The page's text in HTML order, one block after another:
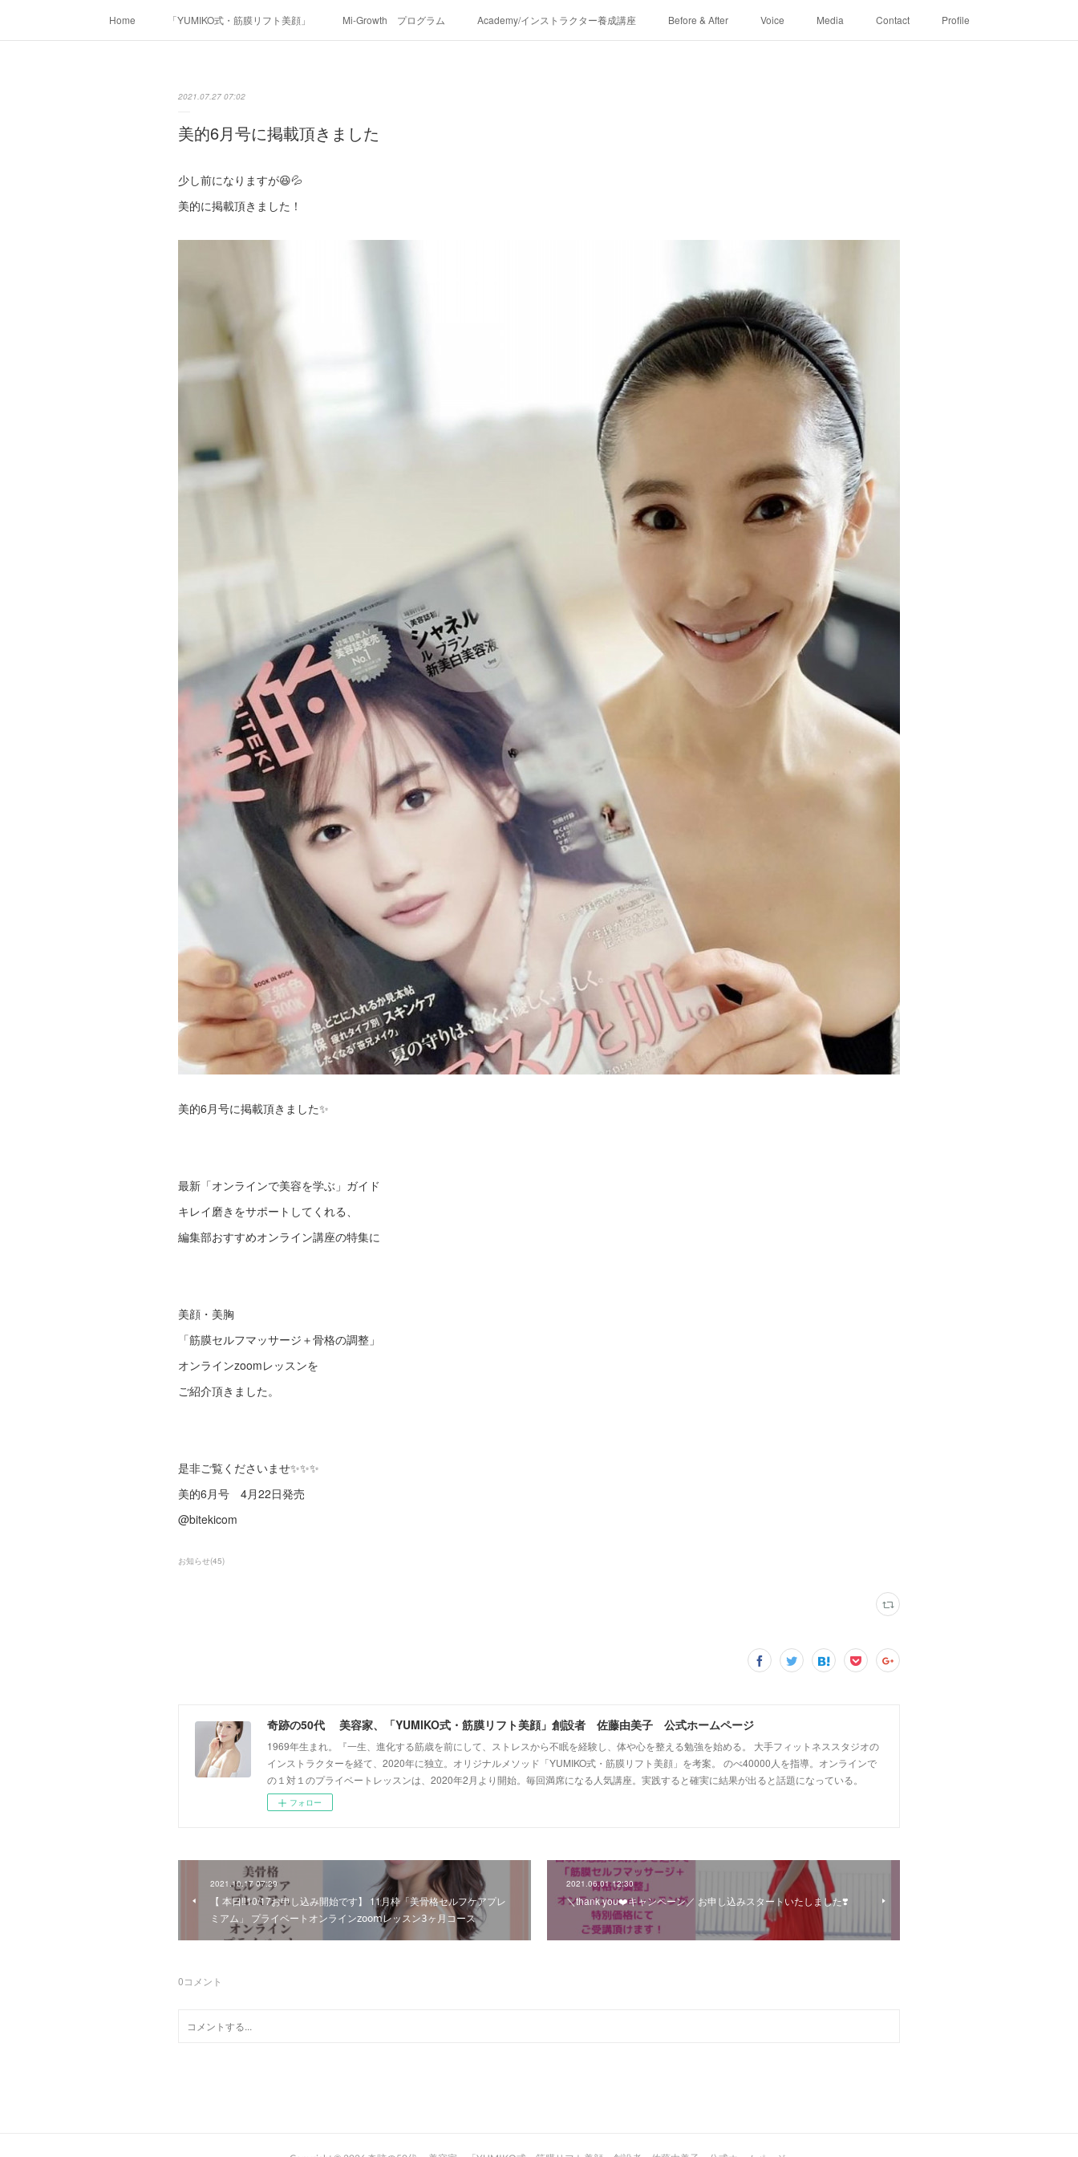
Home 「YUMIKO式・筋膜リフト美顔」 Mi-Growth プログラム Academy/インストラクター養成講座 Before & After Voice Media Contact Profile
2021.07.27 07:02
美的6月号に掲載頂きました
少し前になりますが😆💦
美的に掲載頂きました！
美的6月号に掲載頂きました✨
最新「オンラインで美容を学ぶ」ガイド
キレイ磨きをサポートしてくれる、
編集部おすすめオンライン講座の特集に
美顔・美胸
「筋膜セルフマッサージ＋骨格の調整」
オンラインzoomレッスンを
ご紹介頂きました。
是非ご覧くださいませ✨✨✨
美的6月号 4月22日発売
@bitekicom
お知らせ(45)
奇跡の50代 美容家、「YUMIKO式・筋膜リフト美顔」創設者 佐藤由美子 公式ホームページ
1969年生まれ。『一生、進化する筋歳を前にして、ストレスから不眠を経験し、体や心を整える勉強を始める。 大手フィットネススタジオの
インストラクターを経て、2020年に独立。オリジナルメソッド「YUMIKO式・筋膜リフト美顔」を考案。 のべ40000人を指導。オンラインで
の１対１のプライベートレッスンは、2020年2月より開始。毎回満席になる人気講座。実践すると確実に結果が出ると話題になっている。
フォロー
2021.10.17 07:29
【 本日‼︎10/17お申し込み開始です】 11月枠「美骨格セルフケアプレ
ミアム」 プライベートオンライン𝗓𝗈𝗈𝗆レッスン𝟥ヶ月コース
2021.06.01 12:30
＼thank you❤️キャンペーン／ お申し込みスタートいたしました❣️
0コメント